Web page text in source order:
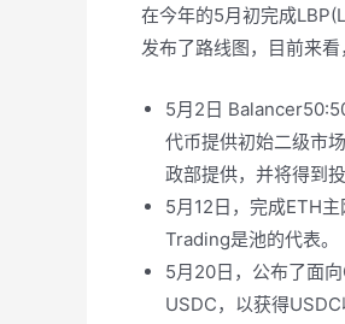
在今年的5月初完成
发布了路线图，目前来
5月2日
代币提供初始二级市
政部提供，并将得到
5月12日，完成ETH
Trading是池的代表。
5月20日，公布了面
USDC，以获得USDC